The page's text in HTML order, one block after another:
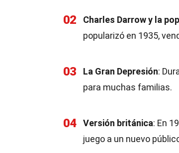
02 Charles Darrow y la
popularizó en 1935,
03 La Gran Depresión:
para muchas familias.
04 Versión británica: En
juego a un nuevo